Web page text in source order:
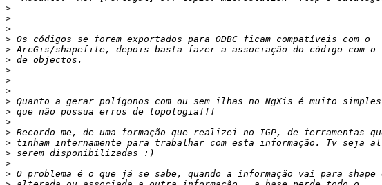
>
>
>
>
>
>
>
>
>
>
>
>
>
>
>
>
>